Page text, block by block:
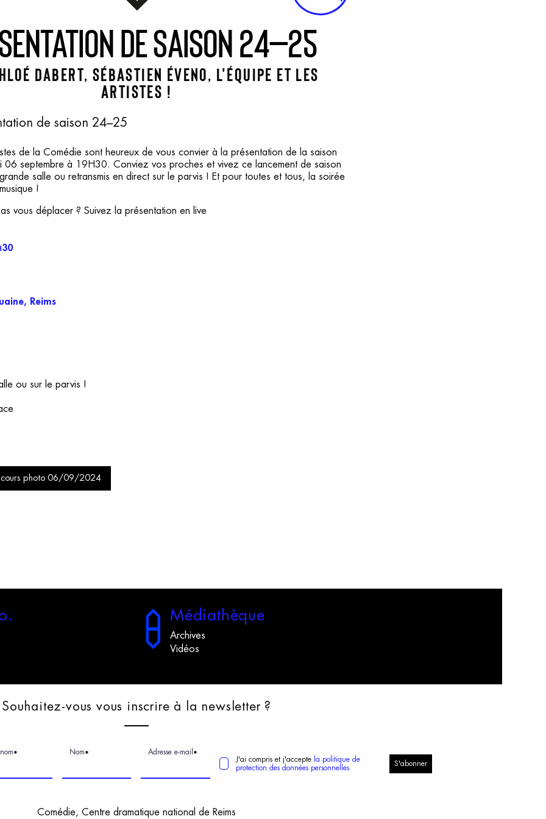
desaison24–25
Dabert, Sébastien Éveno, l'équipe et les
artistes !
de saison 24–25
de la Comédie sont heureux de vous convier à la présentation de la saison
06 septembre à 19H30. Conviez vos proches et vivez ce lancement de saison
salle ou retransmis en direct sur le parvis ! Et pour toutes et tous, la soirée
!
vous déplacer ? Suivez la présentation en live
30
Reims
ou sur le parvis !
photo 06/09/2024
Médiathèque
Archives
Vidéos
Souhaitez-vousvous i nscrire à a newsletter ?
* Nom* Adresse e-mail * J'ai compris et j'accepte la politique de
protection des données personnelles.
S'abonner
Comédie, Centre dramatique national de Reims